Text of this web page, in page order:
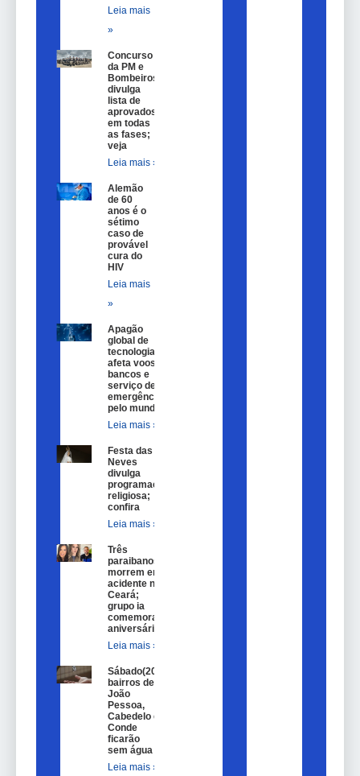
Leia mais
»
Concurso
da PM e
Bombeiros
divulga
lista de
aprovados
em todas
as fases;
veja
Leia mais »
Alemão
de 60
anos é o
sétimo
caso de
provável
cura do
HIV
Leia mais
»
Apagão
global de
tecnologia
afeta voos,
bancos e
serviço de
emergência
pelo mundo
Leia mais »
Festa das
Neves
divulga
programação
religiosa;
confira
Leia mais »
Três
paraibanos
morrem em
acidente no
Ceará;
grupo ia
comemorar
aniversário
Leia mais »
Sábado(20)
bairros de
João
Pessoa,
Cabedelo e
Conde
ficarão
sem água
Leia mais »